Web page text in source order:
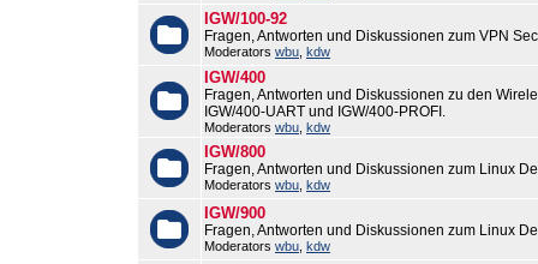
IGW/100-92
Fragen, Antworten und Diskussionen zum VPN
Moderators wbu kdw
IGW/400
Fragen, Antworten und Diskussionen zu den
IGW/400-UART und IGW/400-PROFI.
Moderators wbu kdw
IGW/800
Fragen, Antworten und Diskussionen zum Linux
Moderators wbu kdw
IGW/900
Fragen, Antworten und Diskussionen zum Linux
Moderators wbu kdw